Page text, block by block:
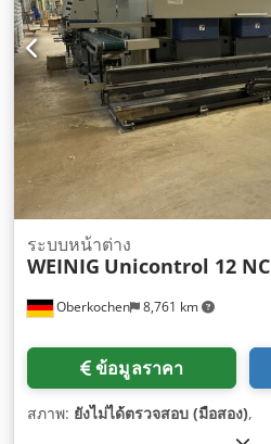
Oberkochen 8,761 km
ระบบหน้าต่าง
WEINIG Unicontrol 12 NC
ข้อมูลราคา
สภาพ: ยังไม่ได้ตรวจสอบ (มือสอง),